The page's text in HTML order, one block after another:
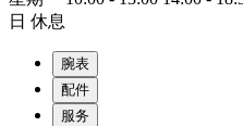
日 休息
腕表
配件
服务